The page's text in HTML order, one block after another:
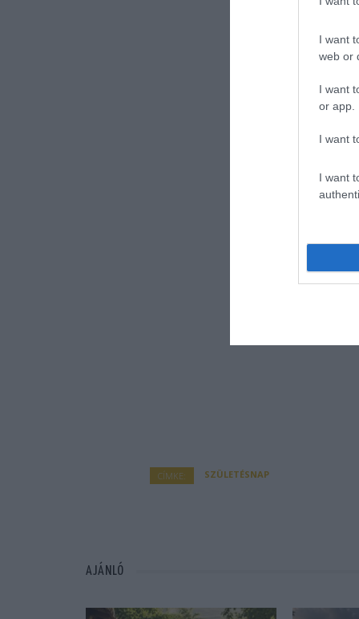
I want
web or
I want
or app.
I want
I want
CÍMKE: SZÜLETÉSNAP
AJÁNLÓ